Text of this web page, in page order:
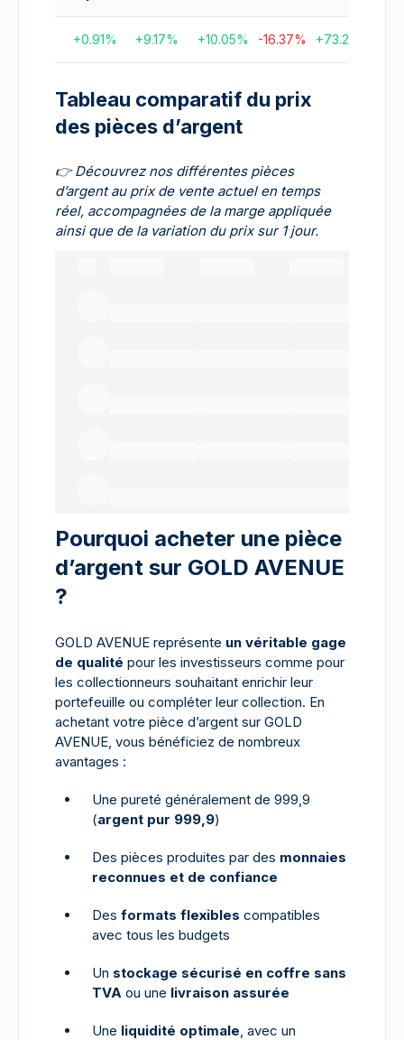
+0.91% +9.17% +10.05% -16.37% +73.25
Tableau comparatif du prix
des pièces d’argent
👉Découvrez nos différentes pièces
d’argent au prix de vente actuel en temps
réel, accompagnées de la marge appliquée
ainsi que de la variation du prix sur 1 jour.
Pourquoi acheter une pièce
d’argent sur GOLD AVENUE
?
GOLD AVENUE représente un véritable gage
de qualité pour les investisseurs comme pour
les collectionneurs souhaitant enrichir leur
portefeuille ou compléter leur collection. En
achetant votre pièce d’argent sur GOLD
AVENUE, vous bénéficiez de nombreux
avantages :
Une pureté généralement de 999,9
(argent pur 999,9)
Des pièces produites par des monnaies
reconnues et de confiance
Des formats flexibles compatibles
avec tous les budgets
Un stockage sécurisé en coffre sans
TVA ou une livraison assurée
Une liquidité optimale, avec un